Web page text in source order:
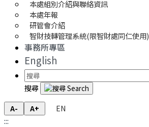
本處組別介紹與聯絡資訊
本處年報
研管會介紹
智財技轉管理系統(限智財處同仁使用)
事務所專區
English
搜尋
A- A+
EN
:::